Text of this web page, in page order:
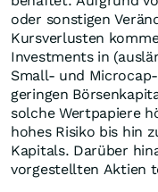
oder sonstigen
Kursverlusten
Investments in
Small- und
geringen
solche Wertpapiere
hohes Risiko bis hin
Kapitals. Darüber
vorgestellten Aktien